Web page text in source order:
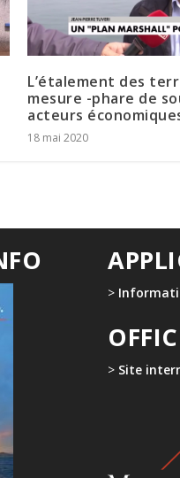
L’étalement des
mesure -phare de
acteurs
18 mai 2020
>
> Site